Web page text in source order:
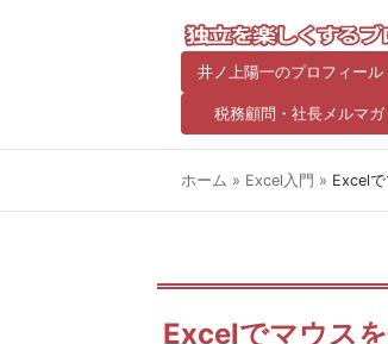
井ノ上陽一のプロフィール
税務顧問・社長メルマガ
ホーム » Excel入門 » Excel
Excelでマウス